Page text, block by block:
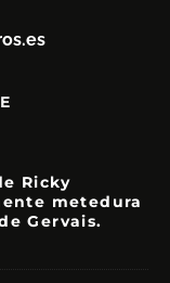
Ricky
metedura
Gervais.